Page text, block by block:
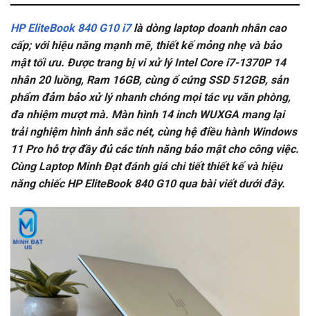
HP EliteBook 840 G10 i7là dòng laptop doanh nhân cao
cấp; với hiệu năng mạnh mẽ, thiết kế mỏng nhẹ và bảo
mật tối ưu. Được trang bị vi xử lý Intel Core i7-1370P 14
nhân 20 luồng, Ram 16GB, cùng ổ cứng SSD 512GB, sản
phẩm đảm bảo xử lý nhanh chóng mọi tác vụ văn phòng,
đa nhiệm mượt mà. Màn hình 14 inch WUXGA mang lại
trải nghiệm hình ảnh sắc nét, cùng hệ điều hành Windows
11 Pro hỗ trợ đầy đủ các tính năng bảo mật cho công việc.
Cùng Laptop Minh Đạt đánh giá chi tiết thiết kế và hiệu
năng chiếc HP EliteBook 840 G10 qua bài viết dưới đây.